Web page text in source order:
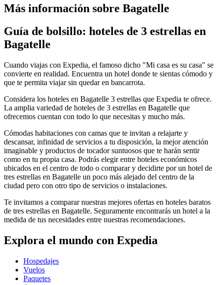
Más información sobre Bagatelle
Guía de bolsillo: hoteles de 3 estrellas en
Bagatelle
Cuando viajas con Expedia, el famoso dicho "Mi casa es su casa" se
convierte en realidad. Encuentra un hotel donde te sientas cómodo y
que te permita viajar sin quedar en bancarrota.
Considera los hoteles en Bagatelle 3 estrellas que Expedia te ofrece.
La amplia variedad de hoteles de 3 estrellas en Bagatelle que
ofrecemos cuentan con todo lo que necesitas y mucho más.
Cómodas habitaciones con camas que te invitan a relajarte y
descansar, infinidad de servicios a tu disposición, la mejor atención
imaginable y productos de tocador suntuosos que te harán sentir
como en tu propia casa. Podrás elegir entre hoteles económicos
ubicados en el centro de todo o comparar y decidirte por un hotel de
tres estrellas en Bagatelle un poco más alejado del centro de la
ciudad pero con otro tipo de servicios o instalaciones.
Te invitamos a comparar nuestras mejores ofertas en hoteles baratos
de tres estrellas en Bagatelle. Seguramente encontrarás un hotel a la
medida de tus necesidades entre nuestras recomendaciones.
Explora el mundo con Expedia
Hospedajes
Vuelos
Paquetes